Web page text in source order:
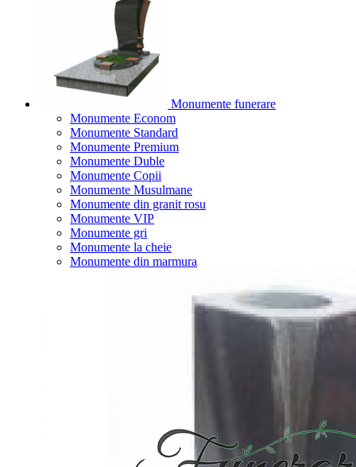
Monumente funerare
Monumente Econom
Monumente Standard
Monumente Premium
Monumente Duble
Monumente Copii
Monumente Musulmane
Monumente din granit rosu
Monumente VIP
Monumente gri
Monumente la cheie
Monumente din marmura